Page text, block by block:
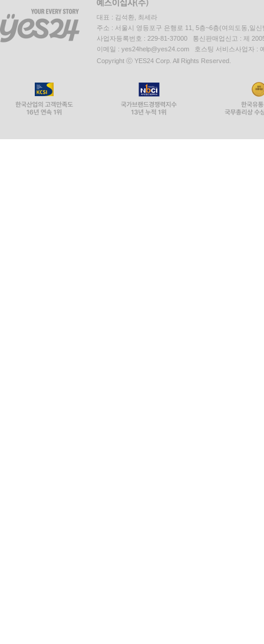
대표 : 김석환, 최세라
주소 : 서울시 영등포구 은행로 11, 5층~6층(여의도동,일신
사업자등록번호 : 229-81-37000 통신판매업신고 : 제
이메일 : yes24help@yes24.com 호스팅 서비스사업자 :
Copyright ⓒ YES24 Corp. All Rights Reserved.